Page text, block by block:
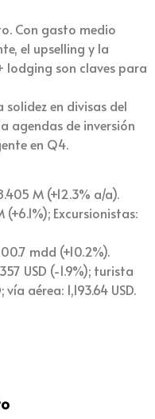
Con gasto medio
el upselling y la
lodging son claves para
en divisas del
agendas de inversión
en Q4.
M (+12.3% a/a).
Excursionistas:
mdd (+10.2%).
USD (-1.9%); turista
aérea: 1,193.64 USD.